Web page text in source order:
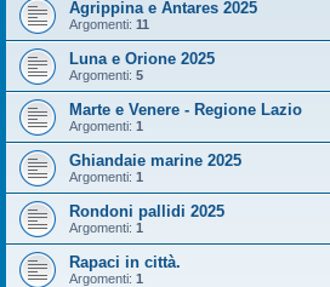
Agrippina e Antares 2025
Argomenti: 11
Luna e Orione 2025
Argomenti: 5
Marte e Venere - Regione Lazio
Argomenti: 1
Ghiandaie marine 2025
Argomenti: 1
Rondoni pallidi 2025
Argomenti: 1
Rapaci in città.
Argomenti: 1